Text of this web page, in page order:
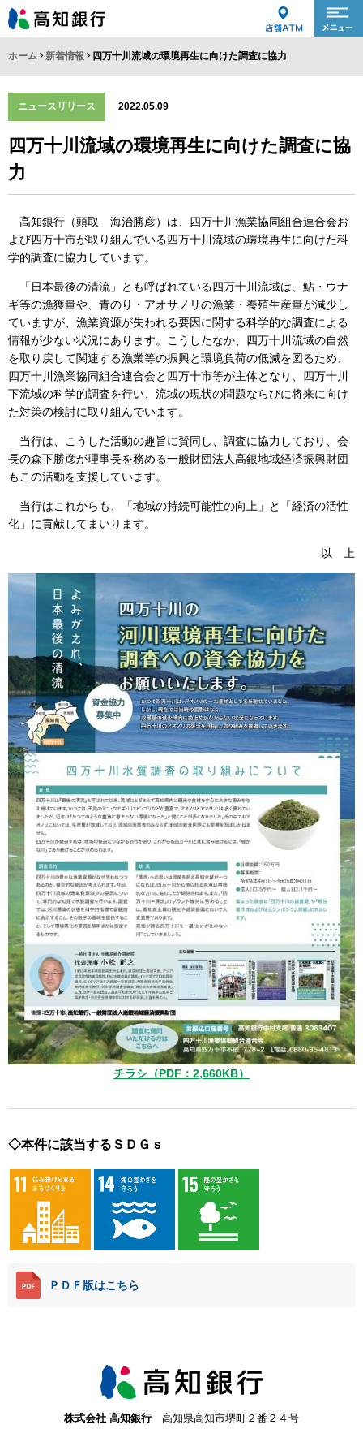
ホーム 新着情報 四万十川流域の環境再生に向けた調査に協力
ニュースリリース 2022.05.09
四万十川流域の環境再生に向けた調査に協
力
高知銀行（頭取 海治勝彦）は、四万十川漁業協同組合連合会お
よび四万十市が取り組んでいる四万十川流域の環境再生に向けた科
学的調査に協力しています。
「日本最後の清流」とも呼ばれている四万十川流域は、鮎・ウナ
ギ等の漁獲量や、青のり・アオサノリの漁業・養殖生産量が減少し
ていますが、漁業資源が失われる要因に関する科学的な調査による
情報が少ない状況にあります。こうしたなか、四万十川流域の自然
を取り戻して関連する漁業等の振興と環境負荷の低減を図るため、
四万十川漁業協同組合連合会と四万十市等が主体となり、四万十川
下流域の科学的調査を行い、流域の現状の問題ならびに将来に向け
た対策の検討に取り組んでいます。
当行は、こうした活動の趣旨に賛同し、調査に協力しており、会
長の森下勝彦が理事長を務める一般財団法人高銀地域経済振興財団
もこの活動を支援しています。
当行はこれからも、「地域の持続可能性の向上」と「経済の活性
化」に貢献してまいります。
以 上
チラシ（PDF：2,660KB）
◇本件に該当するＳＤＧｓ
ＰＤＦ版はこちら
株式会社 高知銀行高知県高知市堺町２番２４号